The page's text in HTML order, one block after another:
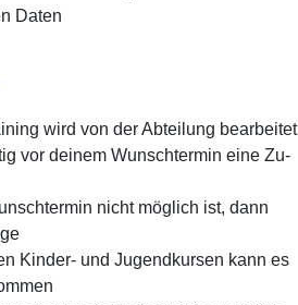
Daten
wird von der Abteilung bearbeitet
vor deinem Wunschtermin eine Zu-
nicht möglich ist, dann
Kinder- und Jugendkursen kann es